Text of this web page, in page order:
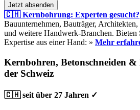
Jetzt absenden
🇨🇭 Kernbohrung: Experten gesucht?
Bauunternehmen, Bauträger,
und weitere Handwerk-Branchen. Bieten
Expertise aus einer Hand: » Mehr
Kernbohren, Betonschneiden
der Schweiz
🇨🇭 seit über 27 Jahren ✓